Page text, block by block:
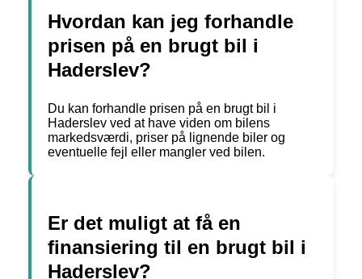
Hvordan kan jeg forhandle
prisen på en brugt bil i
Haderslev?
Du kan forhandle prisen på en brugt bil i
Haderslev ved at have viden om bilens
markedsværdi, priser på lignende biler og
eventuelle fejl eller mangler ved bilen.
Er det muligt at få en
finansiering til en brugt bil i
Haderslev?